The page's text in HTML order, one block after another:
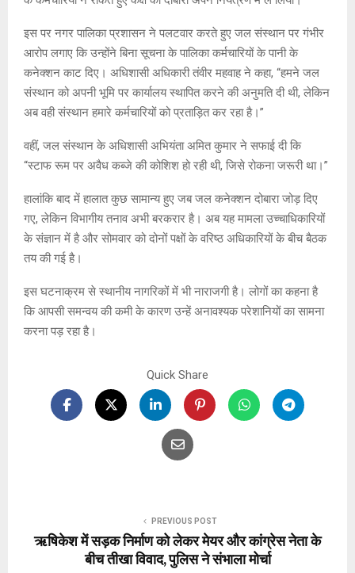
इस पर नगर पालिका प्रशासन ने पलटवार करते हुए जल संस्थान पर गंभीर
आरोप लगाए कि उन्होंने बिना सूचना के पालिका कर्मचारियों के पानी के
कनेक्शन काट दिए। अधिशासी अधिकारी तंवीर महवाह ने कहा, “हमने जल
संस्थान को अपनी भूमि पर कार्यालय स्थापित करने की अनुमति दी थी, लेकिन
अब वही संस्थान हमारे कर्मचारियों को प्रताड़ित कर रहा है।”
वहीं, जल संस्थान के अधिशासी अभियंता अमित कुमार ने सफाई दी कि
“स्टाफ रूम पर अवैध कब्जे की कोशिश हो रही थी, जिसे रोकना जरूरी था।”
हालांकि बाद में हालात कुछ सामान्य हुए जब जल कनेक्शन दोबारा जोड़ दिए
गए, लेकिन विभागीय तनाव अभी बरकरार है। अब यह मामला उच्चाधिकारियों
के संज्ञान में है और सोमवार को दोनों पक्षों के वरिष्ठ अधिकारियों के बीच बैठक
तय की गई है।
इस घटनाक्रम से स्थानीय नागरिकों में भी नाराजगी है। लोगों का कहना है
कि आपसी समन्वय की कमी के कारण उन्हें अनावश्यक परेशानियों का सामना
करना पड़ रहा है।
Quick Share
PREVIOUS POST
ऋषिकेश में सड़क निर्माण को लेकर मेयर और कांग्रेस नेता के
बीच तीखा विवाद, पुलिस ने संभाला मोर्चा